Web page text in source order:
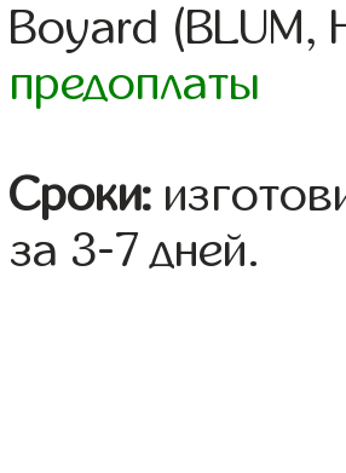
Boyard (BLUM,
предоплаты
Сроки:
за 3-7 дней.